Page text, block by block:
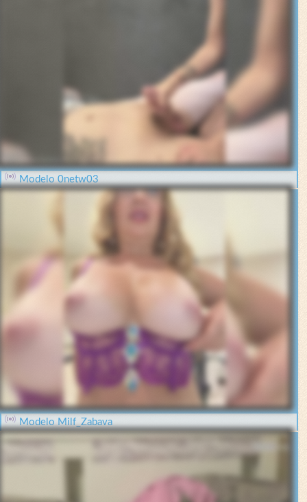
Modelo 0netw03
Modelo Milf_Zabava